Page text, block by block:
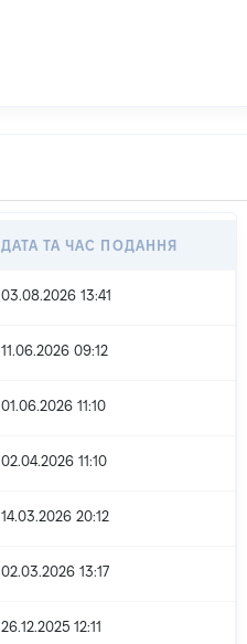
ДАТА ТА ЧАС ПОДАННЯ
03.08.2026 13:41
11.06.2026 09:12
01.06.2026 11:10
02.04.2026 11:10
14.03.2026 20:12
02.03.2026 13:17
26.12.2025 12:11